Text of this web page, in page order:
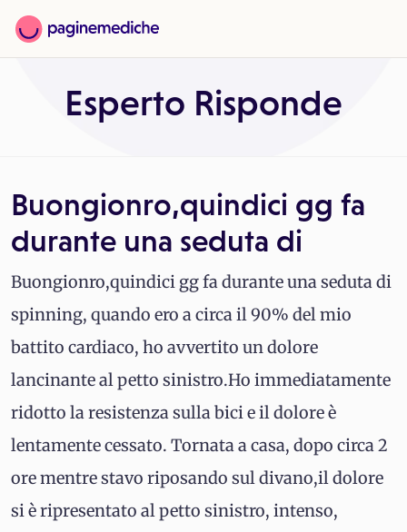
Esperto Risponde
Buongionro,quindici gg fa
durante una seduta di
Buongionro,quindici gg fa durante una seduta di
spinning, quando ero a circa il 90% del mio
battito cardiaco, ho avvertito un dolore
lancinante al petto sinistro.Ho immediatamente
ridotto la resistenza sulla bici e il dolore è
lentamente cessato. Tornata a casa, dopo circa 2
ore mentre stavo riposando sul divano,il dolore
si è ripresentato al petto sinistro, intenso,